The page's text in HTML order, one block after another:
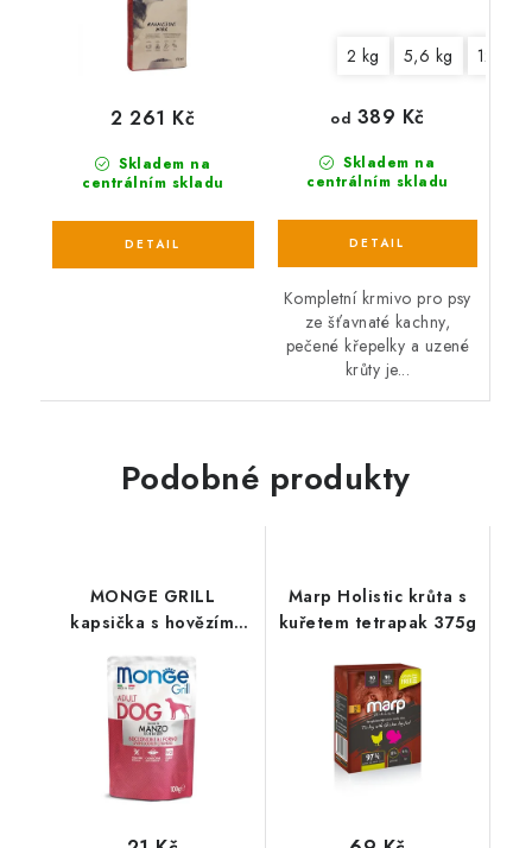
Skladem na
centrálním skladu
2 261 Kč
2 kg 5,6 kg 12,2 kg
Skladem na
centrálním skladu
od 389 Kč
Kompletní krmivo pro psy
ze šťavnaté kachny,
pečené křepelky a uzené
krůty je...
Podobné produkty
MONGE GRILL
kapsička s hovězím
Marp Holistic krůta s
kuřetem tetrapak 375g